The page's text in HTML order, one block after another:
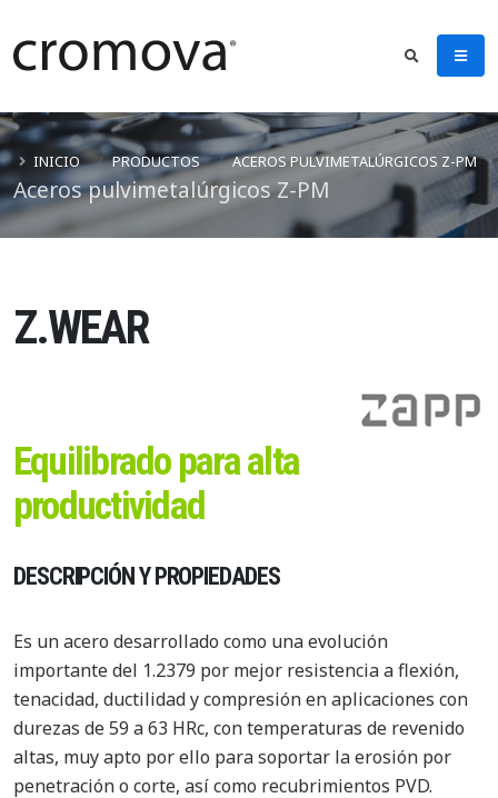
Aceros pulvimetalúrgicos Z-PM
INICIO PRODUCTOS ACEROS PULVIMETALÚRGICOS Z-PM
Z.WEAR
Equilibrado para alta
productividad
DESCRIPCIÓN Y PROPIEDADES
Es un acero desarrollado como una evolución
importante del 1.2379 por mejor resistencia a flexión,
tenacidad, ductilidad y compresión en aplicaciones con
durezas de 59 a 63 HRc, con temperaturas de revenido
altas, muy apto por ello para soportar la erosión por
penetración o corte, así como recubrimientos PVD.